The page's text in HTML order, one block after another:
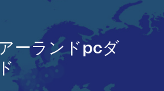
ーランドpcダ